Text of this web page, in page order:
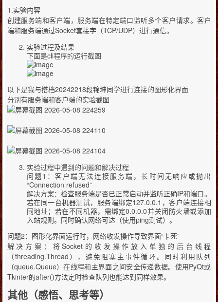
1.实验内容
创建服务端和客户端，服务端在特定端口监听多个客户请求。客户
端和服务端通过Socket套接字（TCP/UDP）进行通信。
实验过程及结果
下面是cli程序的运行截图
以下是我与搭档20242218段锦坤同学进行连接的图形化界面
分别有服务端和客户端的实验截图
实验过程中遇到的问题和解决过程
问题1：客户端无法连接服务端，长时间无响应或抛出
“Connection refused”
解决方案：检查服务端是否已正常启动并监听正确IP和端口。
若在同一台机器测试，服务端绑定127.0.0.1，客户端连接相
同地址；若在不同机器，需绑定0.0.0.0并关闭防火墙或添加
入站规则。同时确认网络可达（使用ping测试）。
问题2：图形化界面运行时，网络收发操作导致界面“卡死”
解决方案：将Socket的收发操作放入单独的后台线程
（threading.Thread），避免阻塞主事件循环。同时利用队列
（queue.Queue）在线程和主界面之间安全传递数据。使用PyQt或
Tkinter的after()方法定时检查队列也能达到同样效果。
其他（感悟、思考等）